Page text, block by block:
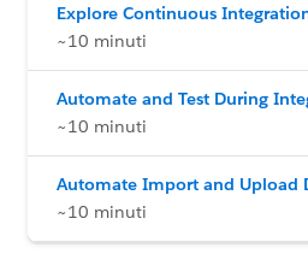
Explore Continuous
~10 minuti
Automate and Test During
~10 minuti
Automate Import and Upload
~10 minuti